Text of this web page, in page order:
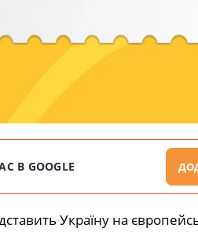
В GOOGLE
Україну на